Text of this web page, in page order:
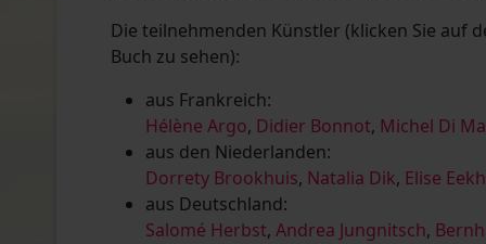
Die teilnehmenden Künstler (klicken Sie auf
Buch zu sehen):
aus Frankreich:
Hélène Argo, Didier Bonnot, Michel Di
aus den Niederlanden:
Dorrety Brookhuis, Natalia Dik, Elise
aus Deutschland:
Salomé Herbst, Andrea Jungnitsch,